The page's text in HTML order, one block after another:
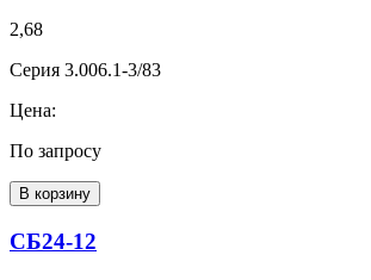
2,68
Серия 3.006.1-3/83
Цена:
По запросу
В корзину
СБ24-12